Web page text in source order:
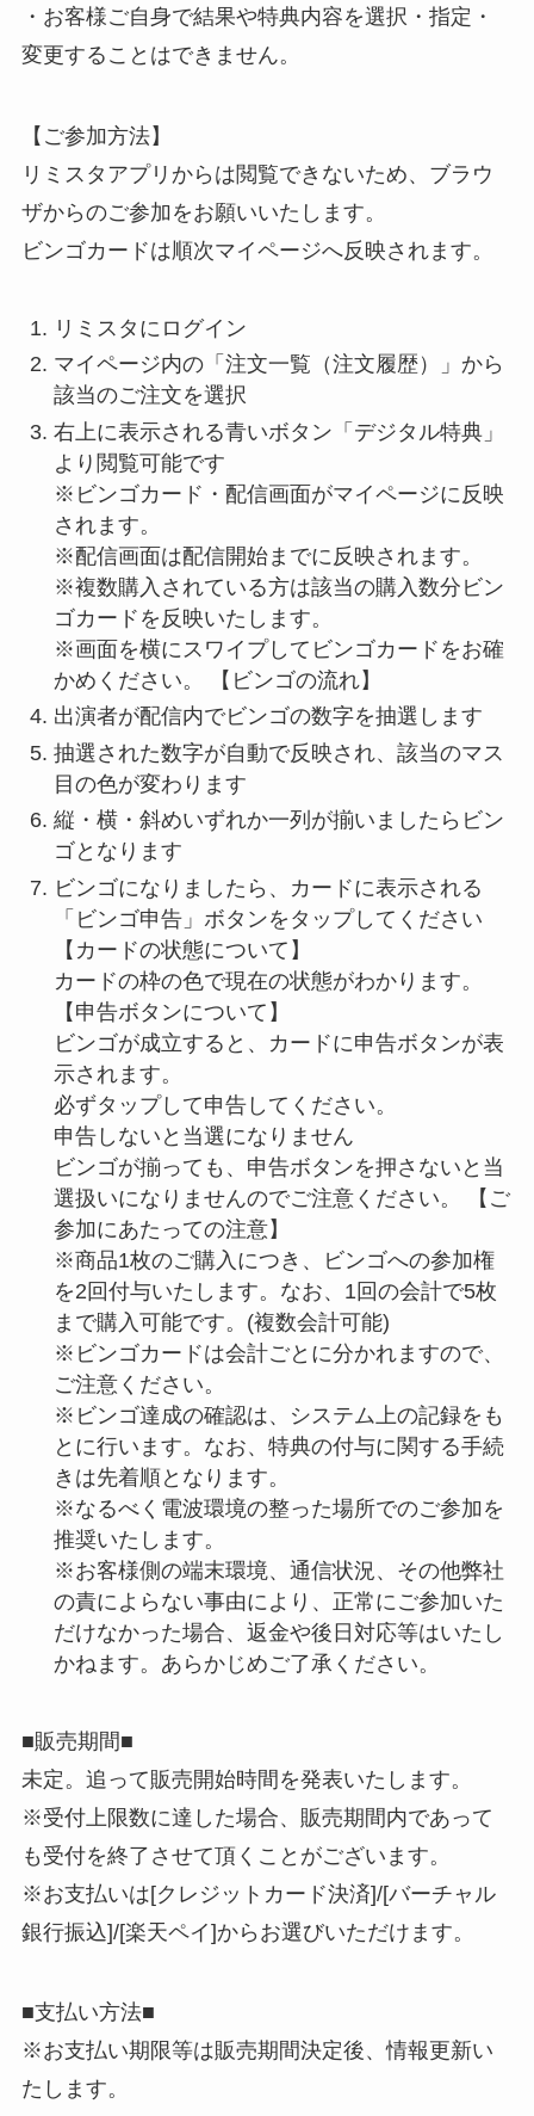
・お客様ご自身で結果や特典内容を選択・指定・
変更することはできません。
【ご参加方法】
リミスタアプリからは閲覧できないため、ブラウ
ザからのご参加をお願いいたします。
ビンゴカードは順次マイページへ反映されます。
リミスタにログイン
マイページ内の「注文一覧（注文履歴）」から
該当のご注文を選択
右上に表示される青いボタン「デジタル特典」
より閲覧可能です
※ビンゴカード・配信画面がマイページに反映
されます。
※配信画面は配信開始までに反映されます。
※複数購入されている方は該当の購入数分ビン
ゴカードを反映いたします。
※画面を横にスワイプしてビンゴカードをお確
かめください。 【ビンゴの流れ】
出演者が配信内でビンゴの数字を抽選します
抽選された数字が自動で反映され、該当のマス
目の色が変わります
縦・横・斜めいずれか一列が揃いましたらビン
ゴとなります
ビンゴになりましたら、カードに表示される
「ビンゴ申告」ボタンをタップしてください
【カードの状態について】
カードの枠の色で現在の状態がわかります。
【申告ボタンについて】
ビンゴが成立すると、カードに申告ボタンが表
示されます。
必ずタップして申告してください。
申告しないと当選になりません
ビンゴが揃っても、申告ボタンを押さないと当
選扱いになりませんのでご注意ください。 【ご
参加にあたっての注意】
※商品1枚のご購入につき、ビンゴへの参加権
を2回付与いたします。なお、1回の会計で5枚
まで購入可能です。(複数会計可能)
※ビンゴカードは会計ごとに分かれますので、
ご注意ください。
※ビンゴ達成の確認は、システム上の記録をも
とに行います。なお、特典の付与に関する手続
きは先着順となります。
※なるべく電波環境の整った場所でのご参加を
推奨いたします。
※お客様側の端末環境、通信状況、その他弊社
の責によらない事由により、正常にご参加いた
だけなかった場合、返金や後日対応等はいたし
かねます。あらかじめご了承ください。
■販売期間■
未定。追って販売開始時間を発表いたします。
※受付上限数に達した場合、販売期間内であって
も受付を終了させて頂くことがございます。
※お支払いは[クレジットカード決済]/[バーチャル
銀行振込]/[楽天ペイ]からお選びいただけます。
■支払い方法■
※お支払い期限等は販売期間決定後、情報更新い
たします。